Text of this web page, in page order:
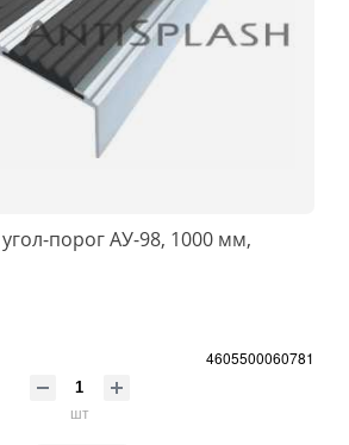
порог АУ-98, 1000 мм,
4605500060781
шт